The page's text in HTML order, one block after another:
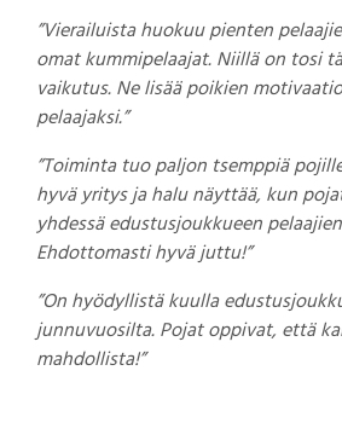
”Vierailuista huokuu pienten
omat kummipelaajat. Niillä on tosi
vaikutus. Ne lisää poikien
pelaajaksi.”
”Toiminta tuo paljon tsemppiä
hyvä yritys ja halu näyttää, kun
yhdessä edustusjoukkueen
Ehdottomasti hyvä juttu!”
”On hyödyllistä kuulla
junnuvuosilta. Pojat oppivat, että
mahdollista!”